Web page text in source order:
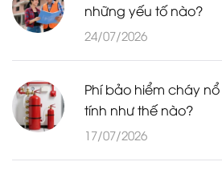
những yếu tố nào?
24/07/2026
Phí bảo hiểm cháy
tính như thế nào?
17/07/2026